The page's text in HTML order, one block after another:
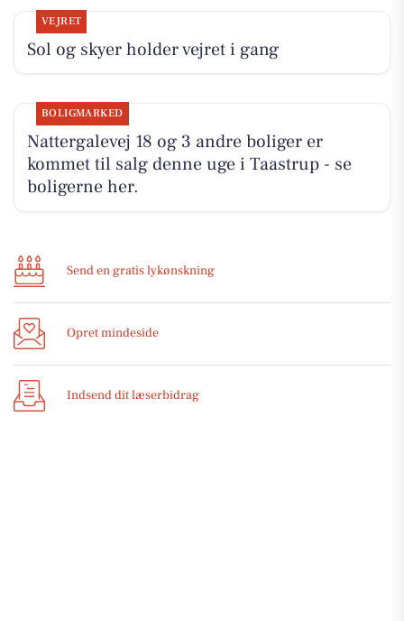
VEJRET
Sol og skyer holder vejret i gang
BOLIGMARKED
Nattergalevej 18 og 3 andre boliger er
kommet til salg denne uge i Taastrup - se
boligerne her.
Send en gratis lykønskning
Opret mindeside
Indsend dit læserbidrag